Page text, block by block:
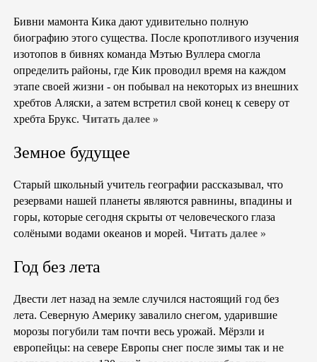
Бивни мамонта Кика дают удивительно полную
биографию этого существа. После кропотливого изучения
изотопов в бивнях команда Мэтью Вуллера смогла
определить районы, где Кик проводил время на каждом
этапе своей жизни - он побывал на некоторых из внешних
хребтов Аляски, а затем встретил свой конец к северу от
хребта Брукс. Читать далее »
Земное будущее
Старый школьный учитель географии рассказывал, что
резервами нашей планеты являются равнины, впадины и
горы, которые сегодня скрыты от человеческого глаза
солёными водами океанов и морей. Читать далее »
Год без лета
Двести лет назад на земле случился настоящий год без
лета. Северную Америку завалило снегом, ударившие
морозы погубили там почти весь урожай. Мёрзли и
европейцы: на севере Европы снег после зимы так и не